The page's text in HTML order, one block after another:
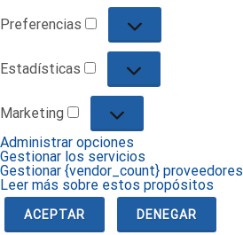
Preferencias
Preferencias
Estadísticas
Estadísticas
Marketing
Marketing
Administrar opciones
Gestionar los servicios
Gestionar {vendor_count} proveedores
Leer más sobre estos propósitos
ACEPTAR DENEGAR